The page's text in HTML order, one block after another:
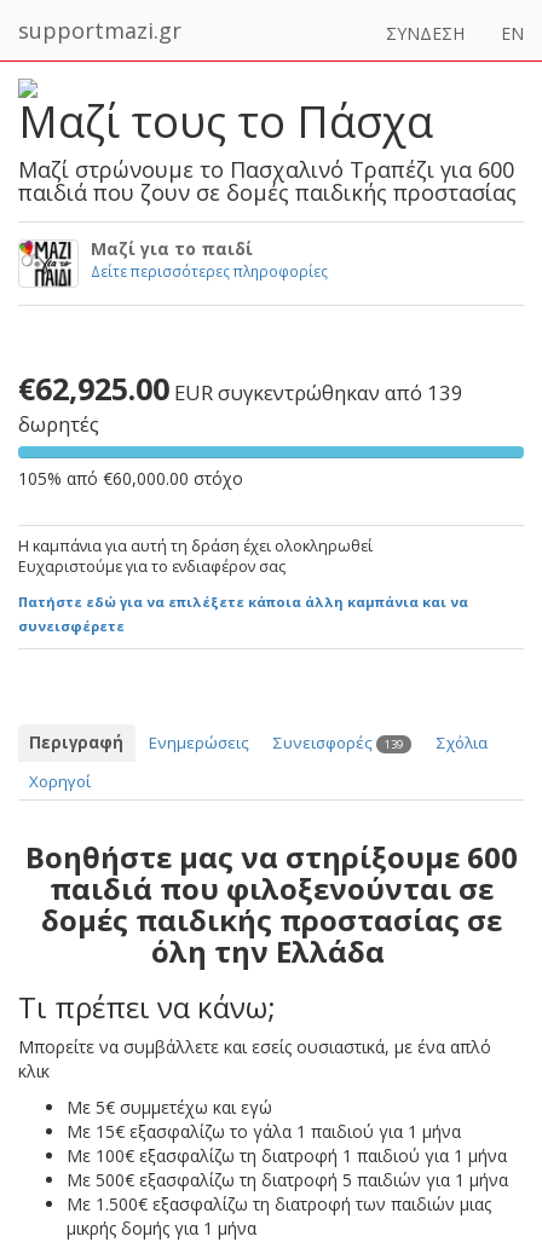
supportmazi.gr ΣΥΝΔΕΣΗ EN
Μαζί τους το Πάσχα
Μαζί στρώνουμε το Πασχαλινό Τραπέζι για 600
παιδιά που ζουν σε δομές παιδικής προστασίας
Μαζί για το παιδί
Δείτε περισσότερες πληροφορίες
€62,925.00 EURσυγκεντρώθηκαν από 139
δωρητές
105% από €60,000.00 στόχο
Η καμπάνια για αυτή τη δράση έχει ολοκληρωθεί
Ευχαριστούμε για το ενδιαφέρον σας
Πατήστε εδώ για να επιλέξετε κάποια άλλη καμπάνια και να
συνεισφέρετε
Περιγραφή Ενημερώσεις Συνεισφορές 139
Σχόλια
Χορηγοί
Βοηθήστε μας να στηρίξουμε 600
παιδιά που φιλοξενούνται σε
δομές παιδικής προστασίας σε
όλη την Ελλάδα
Τι πρέπει να κάνω;
Μπορείτε να συμβάλλετε και εσείς ουσιαστικά, με ένα απλό
κλικ
Με 5€ συμμετέχω και εγώ
Με 15€ εξασφαλίζω το γάλα 1 παιδιού για 1 μήνα
Με 100€ εξασφαλίζω τη διατροφή 1 παιδιού για 1 μήνα
Με 500€ εξασφαλίζω τη διατροφή 5 παιδιών για 1 μήνα
Με 1.500€ εξασφαλίζω τη διατροφή των παιδιών μιας
μικρής δομής για 1 μήνα